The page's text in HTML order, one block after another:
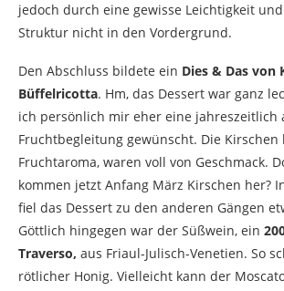
jedoch durch eine gewisse Leichtigkeit
Struktur nicht in den Vordergrund.
Den Abschluss bildete ein Dies & Das von
Büffelricotta. Hm, das Dessert war ganz
ich persönlich mir eher eine jahreszeitlich
Fruchtbegleitung gewünscht. Die
Fruchtaroma, waren voll von Geschmack.
kommen jetzt Anfang März Kirschen her?
fiel das Dessert zu den anderen Gängen
Göttlich hingegen war der Süßwein, ein
Traverso, aus Friaul-Julisch-Venetien. So
rötlicher Honig. Vielleicht kann der